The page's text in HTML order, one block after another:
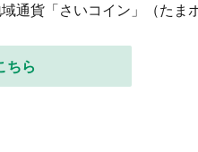
通貨「さいコイン」（たま
ちら